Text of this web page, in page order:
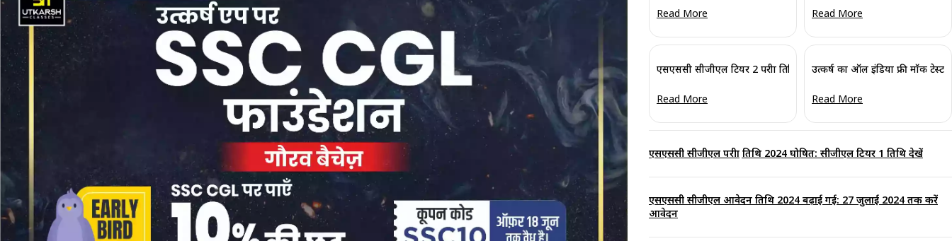
Read More Read More
एसएससी सीजीएल टियर 2 परीक्षा तिथि 2025 (घोषित): टियर 1 परिणाम जारी
Read More
उत्कर्ष का ऑल इंडिया फ्री मॉक
Read More
एसएससी सीजीएल परीक्षा तिथि 2024 घोषित: सीजीएल टियर 1 तिथि देखें
एसएससी सीजीएल आवेदन तिथि 2024 बढ़ाई गई: 27 जुलाई 2024 तक करें
आवेदन